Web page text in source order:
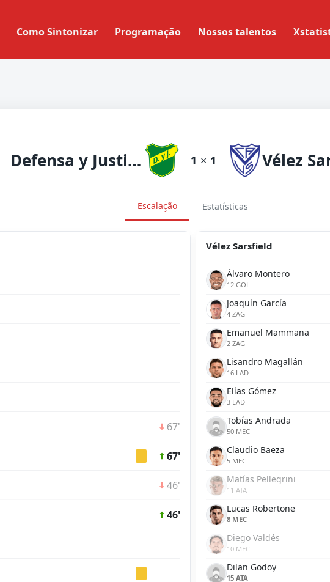
Como Sintonizar Programação Nossos talentos
Defensa y Justicia 1 × 1 Vélez
Escalação Estatísticas
67'
67'
46'
46'
Vélez Sarsfield
Álvaro Montero
12 GOL
Joaquín García
4 ZAG
Emanuel Mammana
2 ZAG
Lisandro Magallán
16 LAD
Elías Gómez
3 LAD
Tobías Andrada
50 MEC
Claudio Baeza
5 MEC
Matías Pellegrini
11 ATA
Lucas Robertone
8 MEC
Diego Valdés
10 MEC
Dilan Godoy
15 ATA